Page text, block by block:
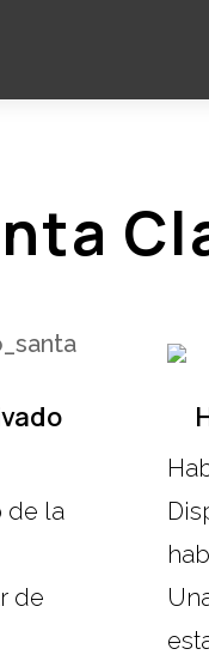
de la
de